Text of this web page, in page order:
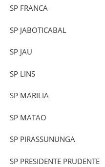
SP FRANCA
SP JABOTICABAL
SP JAU
SP LINS
SP MARILIA
SP MATAO
SP PIRASSUNUNGA
SP PRESIDENTE PRUDENTE